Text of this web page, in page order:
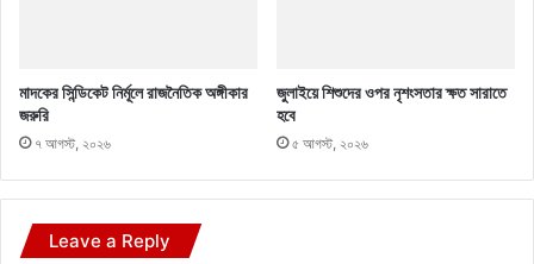
মাদকের সিন্ডিকেট নির্মূলে রাজনৈতিক অঙ্গীকার
জরুরি
৭ আগস্ট, ২০২৬
জুলাইয়ে শিশুদের ওপর নৃশংসতার ক্ষত সারাতে
হবে
৫ আগস্ট, ২০২৬
Leave a Reply